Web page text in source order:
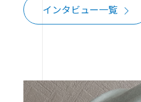
インタビュー一覧